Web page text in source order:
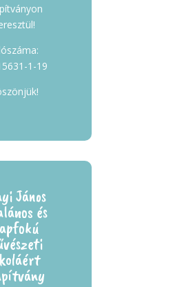
1-19
János
és